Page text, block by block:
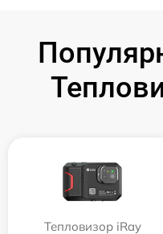
Тепловизор iRay